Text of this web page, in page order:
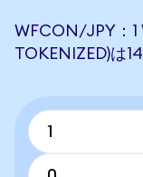
WFCON/JPY：1
TOKENIZED)は